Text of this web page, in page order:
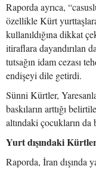
Raporda ayrıca,
özellikle Kürt
kullanıldığına dikkat
itiraflara dayandırılan
tutsağın idam cezası
endişeyi dile getirdi.
Sünni Kürtler,
baskıların arttığı
altındaki çocukların
Yurt dışındaki
Raporda, İran dışında